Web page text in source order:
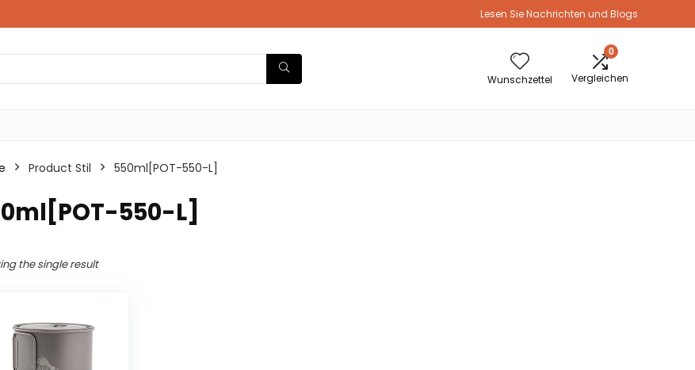
Lesen Sie Nachrichten und Blogs
Wunschzettel
0
Vergleichen
Product Stil ‎550ml[POT-550-L]
550-L]
the single result